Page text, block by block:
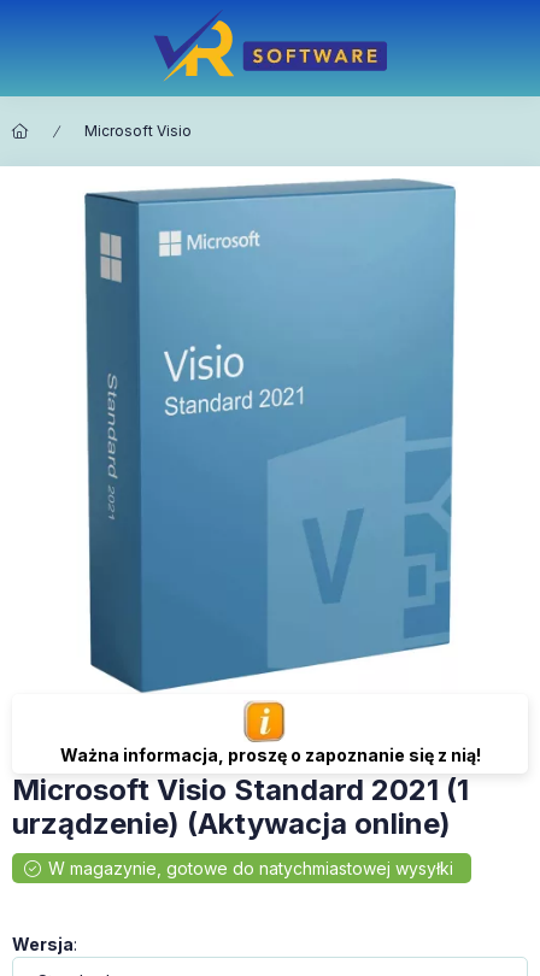
Microsoft Visio
Microsoft Visio Standard 2021 (1
urządzenie) (Aktywacja online)
Ważna informacja, proszę o zapoznanie się z nią!
Wersja: